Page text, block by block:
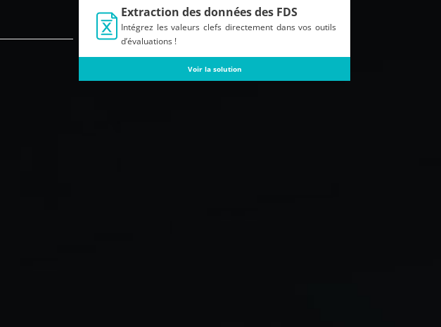
Extraction des données des FDS
Intégrez les valeurs clefs directement dans vos outils
d’évaluations !
Voir la solution